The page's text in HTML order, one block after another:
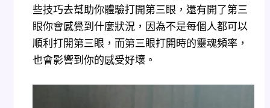
些技巧去幫助你體驗打開第三眼，還有開了第三
眼你會感覺到什麼狀況，因為不是每個人都可以
順利打開第三眼，而第三眼打開時的靈魂頻率，
也會影響到你的感受好壞。